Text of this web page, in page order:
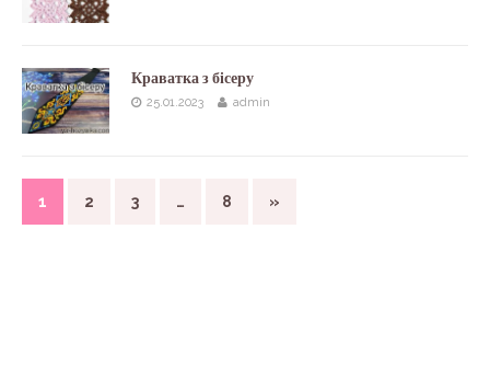
Краватка з бісеру
25.01.2023 admin
1 2 3 … 8 »